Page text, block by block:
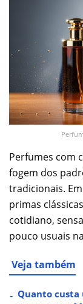
Perfumes com
fogem dos
tradicionais.
primas
cotidiano,
pouco usuais
Veja também
Quanto custa